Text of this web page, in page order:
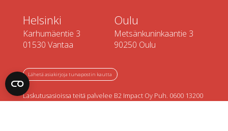
Helsinki
Karhumäentie 3
01530 Vantaa
Oulu
Metsänkuninkaantie 3
90250 Oulu
Lähetä asiakirjoja turvapostin kautta
Laskutusasioissa teitä palvelee B2 Impact Oy Puh. 0600 13200